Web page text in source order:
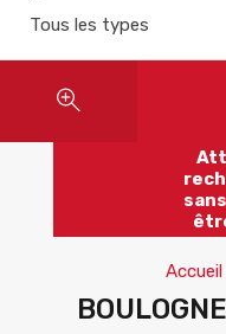
Tous les types
Accueil